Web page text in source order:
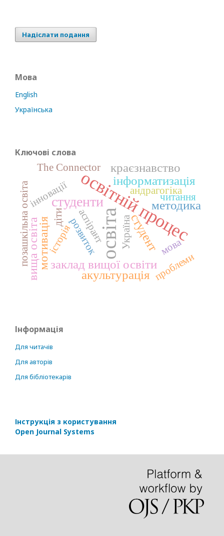
Надіслати подання
Мова
English
Українська
Ключові слова
освіта
освітній процес
студенти
інформатизація
заклад вищої освіти
студент
мотивація
краєзнавство
акультурація
вища освіта
методика
аспірант
інновації
проблеми
Україна
позашкільна освіта розвиток
діти
історія
The Connector
андрагогіка
мова
читання
Інформація
Для читачів
Для авторів
Для бібліотекарів
Інструкція з користування
Open Journal Systems